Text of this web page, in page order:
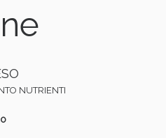
NUTRIENTI